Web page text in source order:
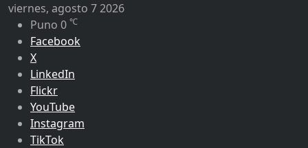
viernes, agosto 7 2026
Puno 0 ℃
Facebook
X
LinkedIn
Flickr
YouTube
Instagram
TikTok